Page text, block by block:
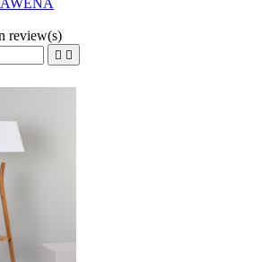
review(s)
 